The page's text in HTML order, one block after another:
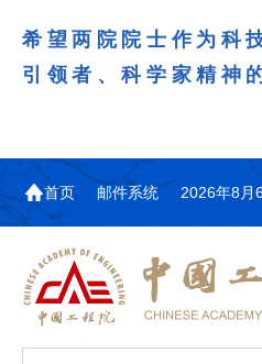
希望两院院士作为科
引领者、科学家精神
首页 邮件系统 2026年8月